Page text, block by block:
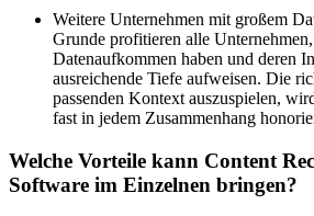
Weitere Unternehmen mit großem
Grunde profitieren alle
Datenaufkommen haben und deren
ausreichende Tiefe aufweisen. Die
passenden Kontext auszuspielen,
fast in jedem Zusammenhang
Welche Vorteile kann Content
Software im Einzelnen bringen?